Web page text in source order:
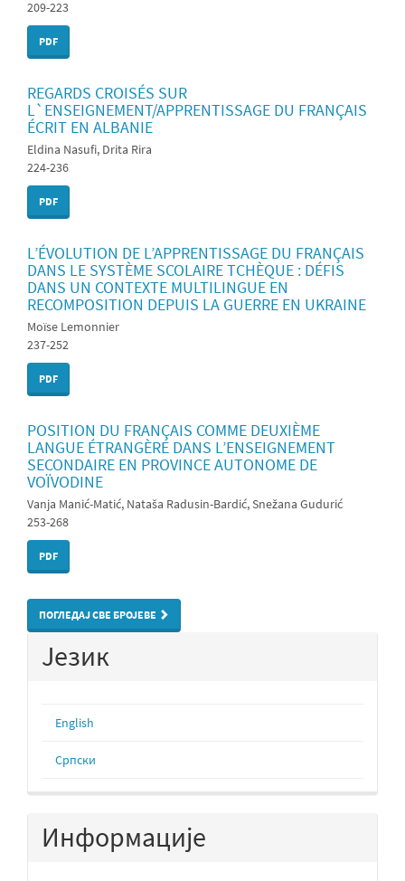
209-223
PDF
REGARDS CROISÉS SUR
L`ENSEIGNEMENT/APPRENTISSAGE DU FRANÇAIS
ÉCRIT EN ALBANIE
Eldina Nasufi, Drita Rira
224-236
PDF
L’ÉVOLUTION DE L’APPRENTISSAGE DU FRANÇAIS
DANS LE SYSTÈME SCOLAIRE TCHÈQUE : DÉFIS
DANS UN CONTEXTE MULTILINGUE EN
RECOMPOSITION DEPUIS LA GUERRE EN UKRAINE
Moïse Lemonnier
237-252
PDF
POSITION DU FRANÇAIS COMME DEUXIÈME
LANGUE ÉTRANGÈRE DANS L’ENSEIGNEMENT
SECONDAIRE EN PROVINCE AUTONOME DE
VOÏVODINE
Vanja Manić-Matić, Nataša Radusin-Bardić, Snežana Gudurić
253-268
PDF
ПОГЛЕДАЈ СВЕ БРОЈЕВЕ
Језик
English
Cрпски
Информације